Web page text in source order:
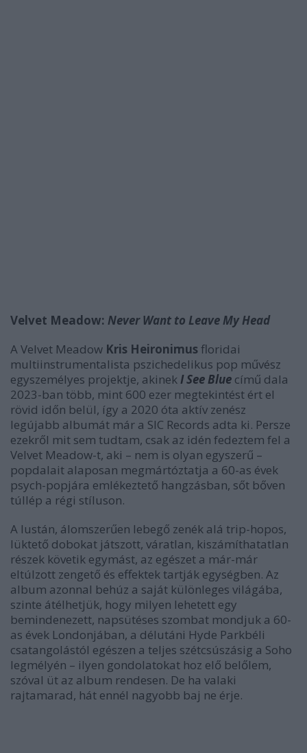
Velvet Meadow: Never Want to Leave My Head
A Velvet Meadow Kris Heironimusfloridai
multiinstrumentalista pszichedelikus pop művész
egyszemélyes projektje, akinek I See Blue című dala
2023-ban több, mint 600 ezer megtekintést ért el
rövid időn belül, így a 2020 óta aktív zenész
legújabb albumát már a SIC Records adta ki. Persze
ezekről mit sem tudtam, csak az idén fedeztem fel a
Velvet Meadow-t, aki – nem is olyan egyszerű –
popdalait alaposan megmártóztatja a 60-as évek
psych-popjára emlékeztető hangzásban, sőt bőven
túllép a régi stíluson.
A lustán, álomszerűen lebegő zenék alá trip-hopos,
lüktető dobokat játszott, váratlan, kiszámíthatatlan
részek követik egymást, az egészet a már-már
eltúlzott zengető és effektek tartják egységben. Az
album azonnal behúz a saját különleges világába,
szinte átélhetjük, hogy milyen lehetett egy
bemindenezett, napsütéses szombat mondjuk a 60-
as évek Londonjában, a délutáni Hyde Parkbéli
csatangolástól egészen a teljes szétcsúszásig a Soho
legmélyén – ilyen gondolatokat hoz elő belőlem,
szóval üt az album rendesen. De ha valaki
rajtamarad, hát ennél nagyobb baj ne érje.